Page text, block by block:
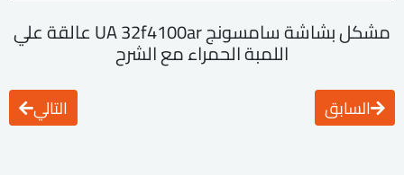
مشكل بشاشة سامسونج UA 32f4100ar عالقة علي
اللمبة الحمراء مع الشرح
السابق التالي